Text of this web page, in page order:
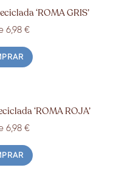
‘ROMAGRIS’
6,98 €
‘ROMA ROJA’
6,98 €